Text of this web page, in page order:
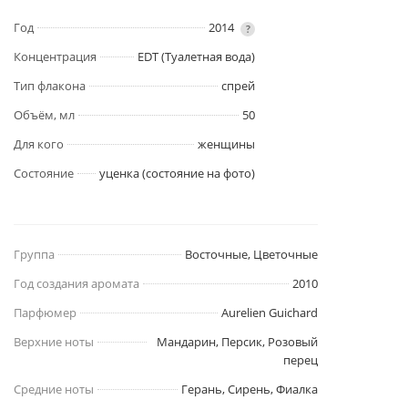
Год 2014 ?
Концентрация
EDT (Туалетная вода)
Тип флакона
спрей
Объём, мл
50
Для кого
женщины
Состояние
уценка (состояние на фото)
Группа
Восточные, Цветочные
Год создания аромата
2010
Парфюмер
Aurelien Guichard
Верхние ноты
Мандарин, Персик, Розовый
перец
Средние ноты
Герань, Сирень, Фиалка